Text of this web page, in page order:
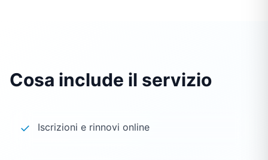
Cosa include il servizio
✓ Iscrizioni e rinnovi online